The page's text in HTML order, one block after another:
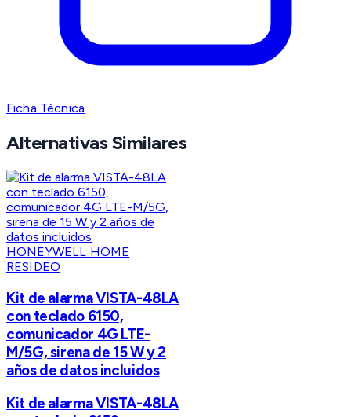
Ficha Técnica
Alternativas Similares
HONEYWELL HOME
RESIDEO
Kit de alarma VISTA-48LA
con teclado 6150,
comunicador 4G LTE-
M/5G, sirena de 15 W y 2
años de datos incluidos
Kit de alarma VISTA-48LA